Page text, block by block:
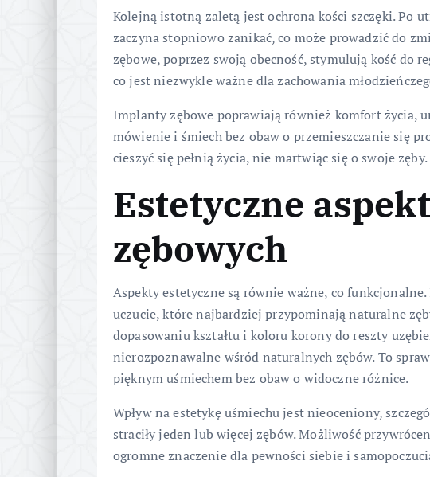
Kolejną istotną zaletą jest ochrona kości szczęki. Po
zaczyna stopniowo zanikać, co może prowadzić do
zębowe, poprzez swoją obecność, stymulują kość do
co jest niezwykle ważne dla zachowania
Implanty zębowe poprawiają również komfort życia,
mówienie i śmiech bez obaw o przemieszczanie się
cieszyć się pełnią życia, nie martwiąc się o swoje zęby.
Estetyczne
zębowych
Aspekty estetyczne są równie ważne, co
uczucie, które najbardziej przypominają naturalne
dopasowaniu kształtu i koloru korony do reszty
nierozpoznawalne wśród naturalnych zębów. To
pięknym uśmiechem bez obaw o widoczne różnice.
Wpływ na estetykę uśmiechu jest nieoceniony,
straciły jeden lub więcej zębów. Możliwość
ogromne znaczenie dla pewności siebie i